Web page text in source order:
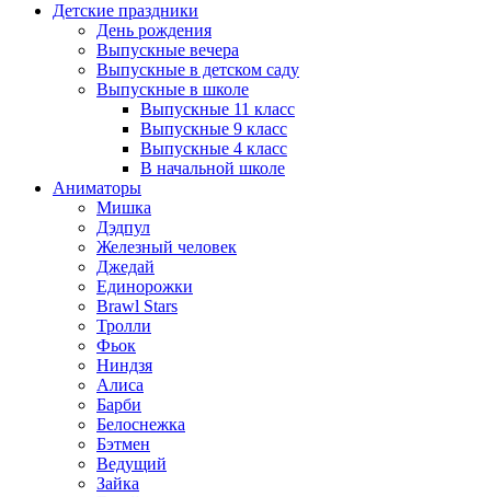
Детские праздники
День рождения
Выпускные вечера
Выпускные в детском саду
Выпускные в школе
Выпускные 11 класс
Выпускные 9 класс
Выпускные 4 класс
В начальной школе
Аниматоры
Мишка
Дэдпул
Железный человек
Джедай
Единорожки
Brawl Stars
Тролли
Фьок
Ниндзя
Алиса
Барби
Белоснежка
Бэтмен
Ведущий
Зайка